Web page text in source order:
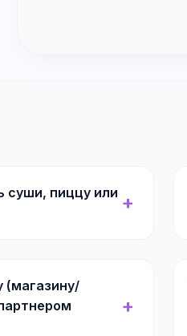
суши, пиццу или
(магазину/